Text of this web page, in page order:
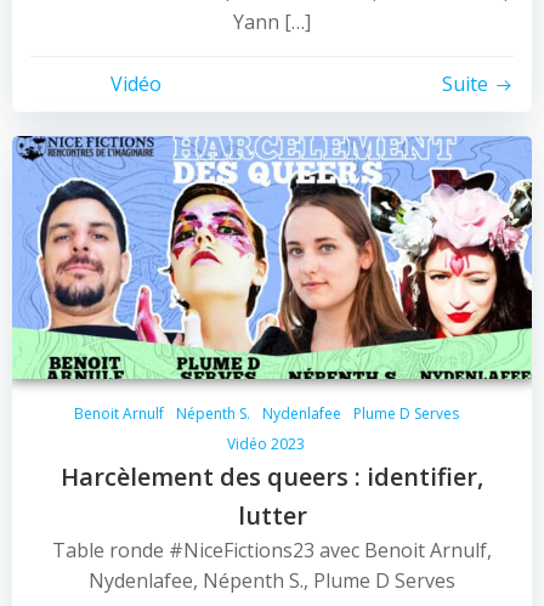
Yann […]
Vidéo Suite
Benoit Arnulf Népenth S. Nydenlafee
Plume D Serves
Vidéo 2023
Harcèlement des queers : identifier,
lutter
Table ronde #NiceFictions23 avec Benoit Arnulf,
Nydenlafee, Népenth S., Plume D Serves